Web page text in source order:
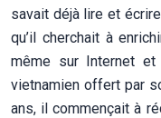
savait déjà lire et
qu’il cherchait à
même sur Internet et
vietnamien offert par
ans, il commençait à